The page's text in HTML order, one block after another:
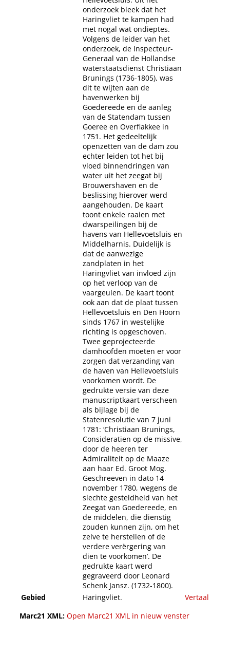
onderzoek bleek dat het
Haringvliet te kampen had
met nogal wat ondieptes.
Volgens de leider van het
onderzoek, de Inspecteur-
Generaal van de Hollandse
waterstaatsdienst Christiaan
Brunings (1736-1805), was
dit te wijten aan de
havenwerken bij
Goedereede en de aanleg
van de Statendam tussen
Goeree en Overflakkee in
1751. Het gedeeltelijk
openzetten van de dam zou
echter leiden tot het bij
vloed binnendringen van
water uit het zeegat bij
Brouwershaven en de
beslissing hierover werd
aangehouden. De kaart
toont enkele raaien met
dwarspeilingen bij de
havens van Hellevoetsluis en
Middelharnis. Duidelijk is
dat de aanwezige
zandplaten in het
Haringvliet van invloed zijn
op het verloop van de
vaargeulen. De kaart toont
ook aan dat de plaat tussen
Hellevoetsluis en Den Hoorn
sinds 1767 in westelijke
richting is opgeschoven.
Twee geprojecteerde
damhoofden moeten er voor
zorgen dat verzanding van
de haven van Hellevoetsluis
voorkomen wordt. De
gedrukte versie van deze
manuscriptkaart verscheen
als bijlage bij de
Statenresolutie van 7 juni
1781: ‘Christiaan Brunings,
Consideratien op de missive,
door de heeren ter
Admiraliteit op de Maaze
aan haar Ed. Groot Mog.
Geschreeven in dato 14
november 1780, wegens de
slechte gesteldheid van het
Zeegat van Goedereede, en
de middelen, die dienstig
zouden kunnen zijn, om het
zelve te herstellen of de
verdere verërgering van
dien te voorkomen’. De
gedrukte kaart werd
gegraveerd door Leonard
Schenk Jansz. (1732-1800).
Gebied Haringvliet.
Vertaal
Marc21 XML: Open Marc21 XML in nieuw venster